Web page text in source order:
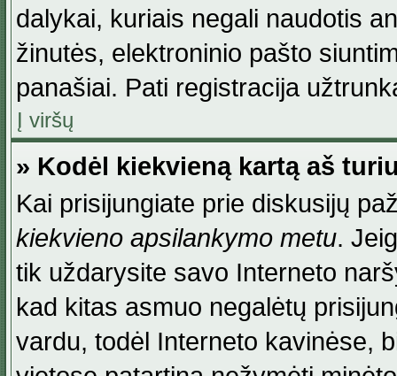
dalykai, kuriais negali naudotis
žinutės, elektroninio pašto
panašiai. Pati registracija
Į viršų
» Kodėl kiekvieną kartą aš
Kai prisijungiate prie diskusijų
kiekvieno apsilankymo metu.
tik uždarysite savo Interneto
kad kitas asmuo negalėtų
vardu, todėl Interneto kavinėse,